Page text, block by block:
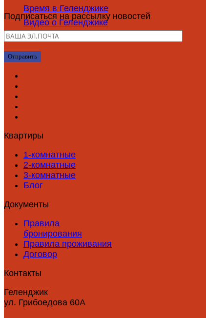
Время в Геленджике
Видео о Геленджике
Подписаться на рассылку новостей
Квартиры
1-комнатные
2-комнатные
3-комнатные
Блог
Документы
Правила
бронирования
Правила проживания
Договор
Контакты
Геленджик
ул. Грибоедова 60А